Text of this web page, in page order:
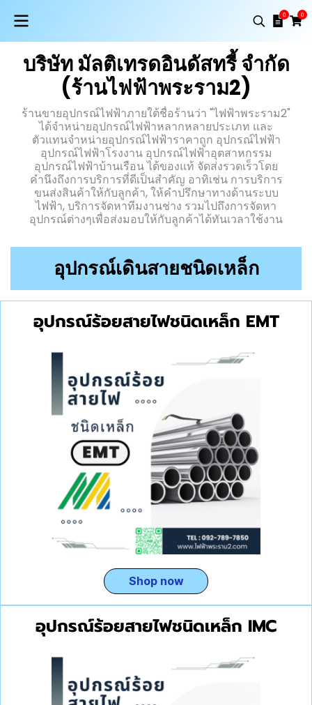
0 0
บริษัท มัลติเทรดอินดัสทรี้ จำกัด
(ร้านไฟฟ้าพระราม2)
ร้านขายอุปกรณ์ไฟฟ้าภายใต้ชื่อร้านว่า "ไฟฟ้าพระราม2"
ได้จำหน่ายอุปกรณ์ไฟฟ้าหลากหลายประเภท และ
ตัวแทนจำหน่ายอุปกรณ์ไฟฟ้าราคาถูก อุปกรณ์ไฟฟ้า
อุปกรณ์ไฟฟ้าโรงงาน อุปกรณ์ไฟฟ้าอุตสาหกรรม
อุปกรณ์ไฟฟ้าบ้านเรือน ได้ของแท้ จัดส่งรวดเร็วโดย
คำนึงถึงการบริการที่ดีเป็นสำคัญ อาทิเช่น การบริการ
ขนส่งสินค้าให้กับลูกค้า, ให้คำปรึกษาทางด้านระบบ
ไฟฟ้า, บริการจัดหาทีมงานช่าง รวมไปถึงการจัดหา
อุปกรณ์ต่างๆเพื่อส่งมอบให้กับลูกค้าได้ทันเวลาใช้งาน
อุปกรณ์เดินสายชนิดเหล็ก
อุปกรณ์ร้อยสายไฟชนิดเหล็ก EMT
Shop now
อุปกรณ์ร้อยสายไฟชนิดเหล็ก IMC